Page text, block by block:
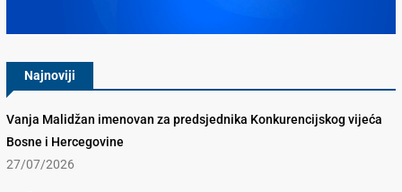
Najnoviji
Vanja Malidžan imenovan za predsjednika Konkurencijskog vijeća
Bosne i Hercegovine
27/07/2026